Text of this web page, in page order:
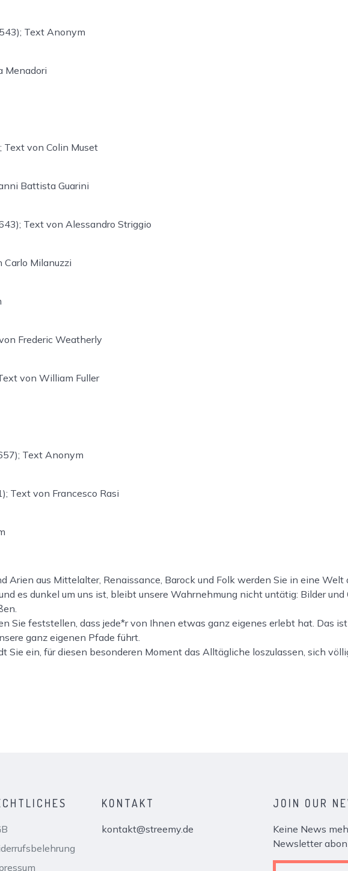
; Text Anonym
Menadori
Text von Colin Muset
Battista Guarini
Text von Alessandro Striggio
Carlo Milanuzzi
Frederic Weatherly
von William Fuller
; Text Anonym
Text von Francesco Rasi
Arien aus Mittelalter, Renaissance, Barock und Folk werden Sie in eine
es dunkel um uns ist, bleibt unsere Wahrnehmung nicht untätig: Bilder
Sie feststellen, dass jede*r von Ihnen etwas ganz eigenes erlebt hat. Das
ganz eigenen Pfade führt.
Sie ein, für diesen besonderen Moment das Alltägliche loszulassen, sich
KONTAKT
kontakt@streemy.de
JOIN OUR
Keine News
Newsletter